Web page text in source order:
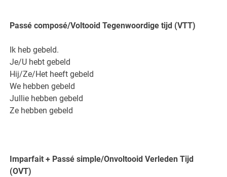
Passé composé/Voltooid Tegenwoordige tijd (VTT)
Ik heb gebeld.
Je/U hebt gebeld
Hij/Ze/Het heeft gebeld
We hebben gebeld
Jullie hebben gebeld
Ze hebben gebeld
Imparfait + Passé simple/Onvoltooid Verleden Tijd
(OVT)